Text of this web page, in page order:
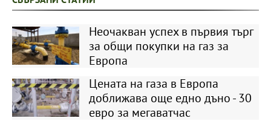
Неочакван успех в първия търг
за общи покупки на газ за
Европа
Цената на газа в Европа
доближава още едно дъно - 30
евро за мегаватчас